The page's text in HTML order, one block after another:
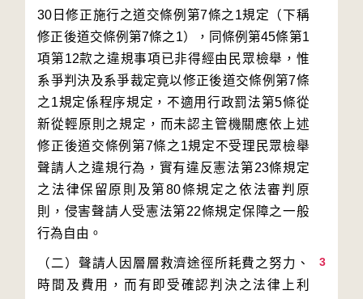
30日修正施行之道交條例第7條之1規定（下稱
修正後道交條例第7條之1），同條例第45條第1
項第12款之違規事項已非得經由民眾檢舉，惟
系爭判決及系爭裁定竟以修正後道交條例第7條
之1規定係程序規定，不適用行政罰法第5條從
新從輕原則之規定，而未認主管機關應依上述
修正後道交條例第7條之1規定不受理民眾檢舉
聲請人之違規行為，實有違反憲法第23條規定
之法律保留原則及第80條規定之依法審判原
則，侵害聲請人受憲法第22條規定保障之一般
3
（二）聲請人因層層救濟途徑所耗費之努力、
時間及費用，而有即受確認判決之法律上利